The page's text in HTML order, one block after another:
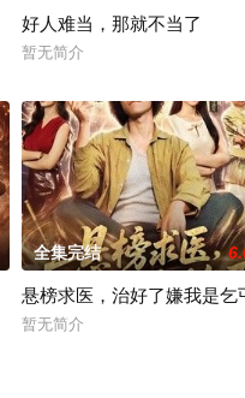
好人难当，那就不当了
暂无简介
全集完结
悬榜求医，治好了嫌我是乞
暂无简介